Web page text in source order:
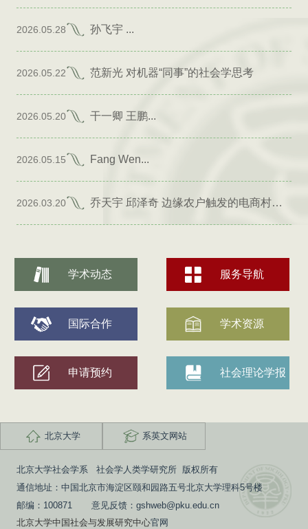
2026.05.28 孙飞宇 ...
2026.05.22 范新光 对机器“同事”的社会学思考
2026.05.20 干一卿 王鹏...
2026.05.15 Fang Wen...
2026.03.20 乔天宇 邱泽奇 边缘农户触发的电商村形成
学术动态 服务导航
国际合作 学术资源
申请预约 社会理论学报
北京大学 系英文网站
北京大学社会学系 社会学人类学研究所 版权所有
通信地址：中国北京市海淀区颐和园路五号北京大学理科5号楼
邮编：100871 意见反馈：gshweb@pku.edu.cn
北京大学中国社会与发展研究中心官网